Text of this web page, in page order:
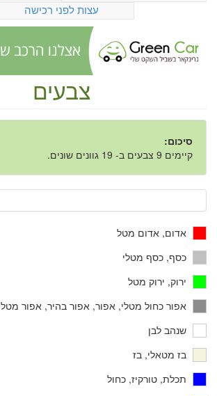
עצות לפני רכישה
צבעים
סיכום:
קיימים 9 צבעים ב- 19 גוונים שונים.
אדום, אדום מטל
כסף, כסף מטלי
ירוק, ירוק מטל
אפור כחול מטלי, אפור, אפור בהיר, אפור מטל
שנהב לבן
בז מטאלי, בז
תכלת, טורקיז, כחול